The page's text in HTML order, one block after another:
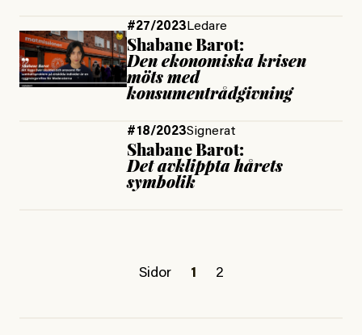
#27/2023Ledare
Shabane Barot:
Den ekonomiska krisen
möts med
konsumentrådgivning
#18/2023Signerat
Shabane Barot:
Det avklippta hårets
symbolik
Sidor 1 2